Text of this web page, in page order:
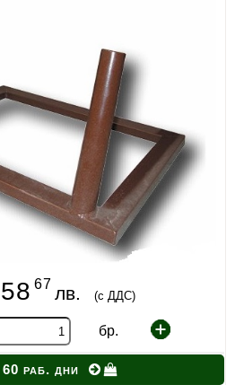
И ОБОРУДВАНЕ
МАТЕРИАЛИ
И УЧЕБНИЦИ
БДП
ПРОМОЦИИ
S.T.E.M.
58 67 лв. (с ДДС)
бр.
раб. дни